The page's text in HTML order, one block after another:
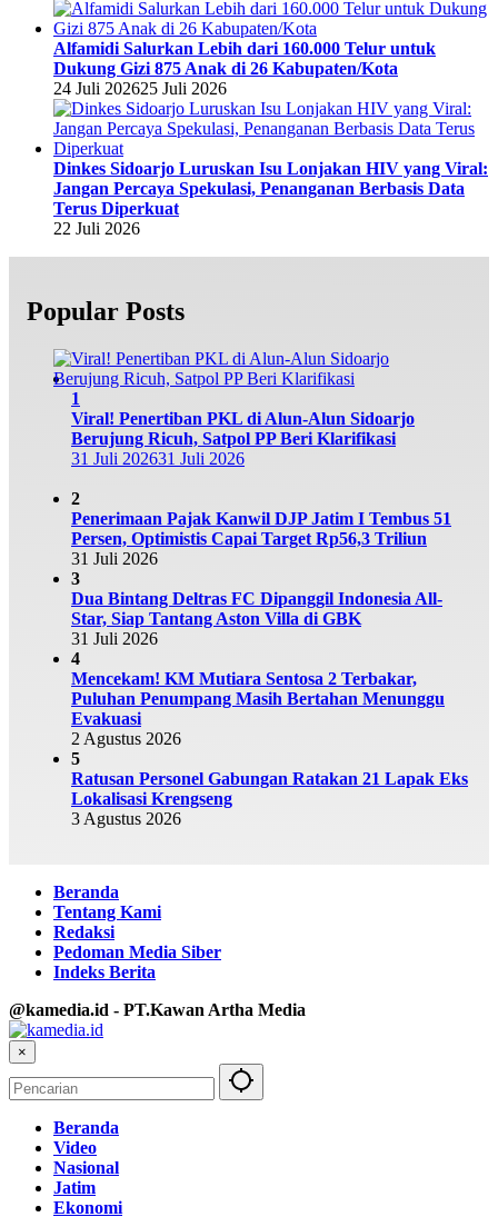
Alfamidi Salurkan Lebih dari 160.000 Telur untuk
Dukung Gizi 875 Anak di 26 Kabupaten/Kota
24 Juli 202625 Juli 2026
Dinkes Sidoarjo Luruskan Isu Lonjakan HIV yang Viral:
Jangan Percaya Spekulasi, Penanganan Berbasis Data
Terus Diperkuat
22 Juli 2026
Popular Posts
1
Viral! Penertiban PKL di Alun-Alun Sidoarjo
Berujung Ricuh, Satpol PP Beri Klarifikasi
31 Juli 202631 Juli 2026
2
Penerimaan Pajak Kanwil DJP Jatim I Tembus 51
Persen, Optimistis Capai Target Rp56,3 Triliun
31 Juli 2026
3
Dua Bintang Deltras FC Dipanggil Indonesia All-
Star, Siap Tantang Aston Villa di GBK
31 Juli 2026
4
Mencekam! KM Mutiara Sentosa 2 Terbakar,
Puluhan Penumpang Masih Bertahan Menunggu
Evakuasi
2 Agustus 2026
5
Ratusan Personel Gabungan Ratakan 21 Lapak Eks
Lokalisasi Krengseng
3 Agustus 2026
Beranda
Tentang Kami
Redaksi
Pedoman Media Siber
Indeks Berita
@kamedia.id - PT.Kawan Artha Media
×
Beranda
Video
Nasional
Jatim
Ekonomi